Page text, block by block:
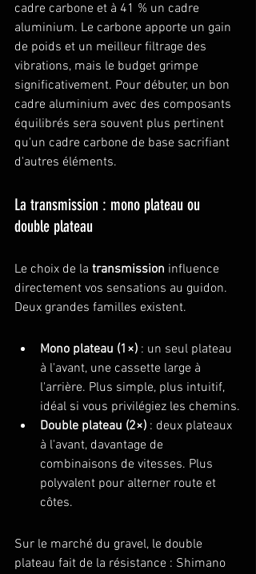
cadre carbone et à 41 % un cadre
aluminium. Le carbone apporte un gain
de poids et un meilleur filtrage des
vibrations, mais le budget grimpe
significativement. Pour débuter, un bon
cadre aluminium avec des composants
équilibrés sera souvent plus pertinent
qu'un cadre carbone de base sacrifiant
d'autres éléments.
La transmission : mono plateau ou
double plateau
Le choix de la transmission influence
directement vos sensations au guidon.
Deux grandes familles existent.
Mono plateau (1×) : un seul plateau
à l'avant, une cassette large à
l'arrière. Plus simple, plus intuitif,
idéal si vous privilégiez les chemins.
Double plateau (2×) : deux plateaux
à l'avant, davantage de
combinaisons de vitesses. Plus
polyvalent pour alterner route et
côtes.
Sur le marché du gravel, le double
plateau fait de la résistance : Shimano